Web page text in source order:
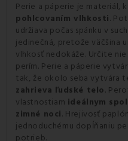
Perie a páperie je materiál,
pohlcovaním vlhkosti.
udržiava počas spánku v
jedinečná, pretože väčšina
vlhkosť nedokáže. Určite
perím. Perie a páperie
tak, že okolo seba vytvára
zahrieva ľudské telo.
vlastnostiam ideálnym
zimné noci. Hrejivosť
jednoduchému dopĺňaniu
potrieb.